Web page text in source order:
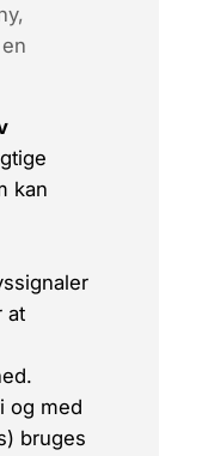
kan
at
og med
bruges